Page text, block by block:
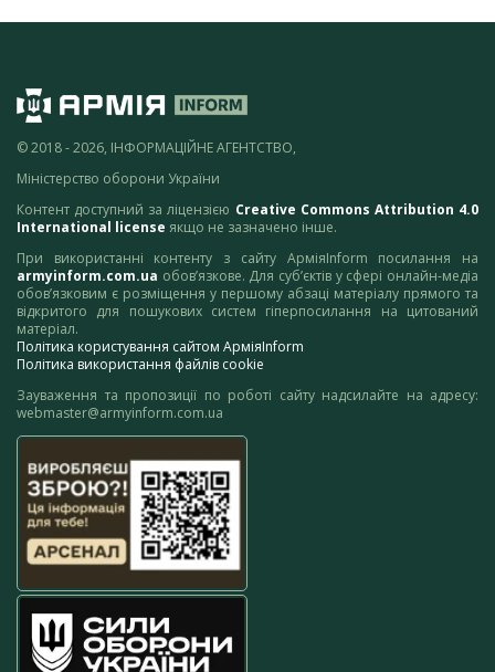
© 2018 - 2026, ІНФОРМАЦІЙНЕ АГЕНТСТВО,
Міністерство оборони України
Контент доступний за ліцензією Creative Commons Attribution 4.0
International license якщо не зазначено інше.
При використанні контенту з сайту АрміяInform посилання на
armyinform.com.ua обов’язкове. Для суб’єктів у сфері онлайн-медіа
обов’язковим є розміщення у першому абзаці матеріалу прямого та
відкритого для пошукових систем гіперпосилання на цитований
матеріал.
Політика користування сайтом АрміяInform
Політика використання файлів cookie
Зауваження та пропозиції по роботі сайту надсилайте на адресу:
webmaster@armyinform.com.ua